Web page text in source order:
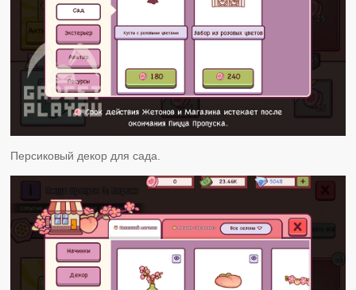
Персиковый декор для сада.